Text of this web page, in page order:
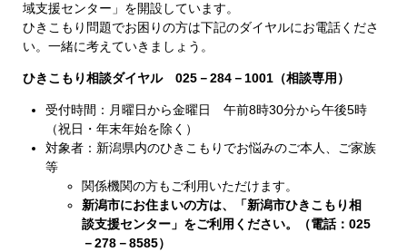
域支援センター」を開設しています。
ひきこもり問題でお困りの方は下記のダイヤルにお電話くださ
い。一緒に考えていきましょう。
ひきこもり相談ダイヤル 025－284－1001（相談専用）
受付時間：月曜日から金曜日 午前8時30分から午後5時
（祝日・年末年始を除く）
対象者：新潟県内のひきこもりでお悩みのご本人、ご家族
等
関係機関の方もご利用いただけます。
新潟市にお住まいの方は、「新潟市ひきこもり相
談支援センター」をご利用ください。（電話：025
－278－8585）